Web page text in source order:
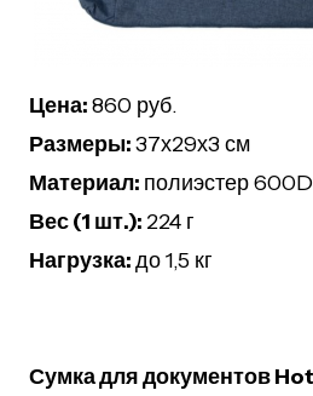
Цена:860 руб.
Размеры:37х29х3 см
Материал: полиэстер
Вес (1 шт.): 224 г
Нагрузка:до 1,5 кг
Сумка для документов